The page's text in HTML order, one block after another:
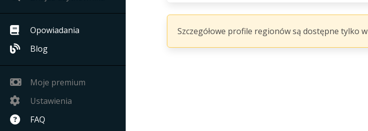
Opowiadania
Blog
Moje premium
Ustawienia
FAQ
Szczegółowe profile regionów są dostępne tylko w